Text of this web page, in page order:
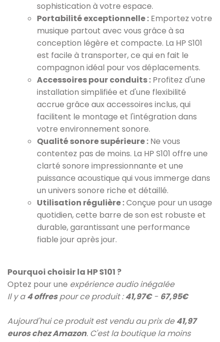
sophistication à votre espace.
Portabilité exceptionnelle : Emportez votre
musique partout avec vous grâce à sa
conception légère et compacte. La HP S101
est facile à transporter, ce qui en fait le
compagnon idéal pour vos déplacements.
Accessoires pour conduits : Profitez d'une
installation simplifiée et d'une flexibilité
accrue grâce aux accessoires inclus, qui
facilitent le montage et l'intégration dans
votre environnement sonore.
Qualité sonore supérieure : Ne vous
contentez pas de moins. La HP S101 offre une
clarté sonore impressionnante et une
puissance acoustique qui vous immerge dans
un univers sonore riche et détaillé.
Utilisation régulière :Conçue pour un usage
quotidien, cette barre de son est robuste et
durable, garantissant une performance
fiable jour après jour.
Pourquoi choisir la HP S101 ?
Optez pour une expérience audio inégalée
Il y a4 offrespour ce produit :41,97€- 67,95€
Aujourd'hui ce produit est vendu au prix de41,97
euros chez Amazon. C'est la boutique la moins